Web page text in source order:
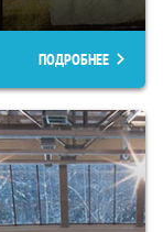
ПОДРОБНЕЕ